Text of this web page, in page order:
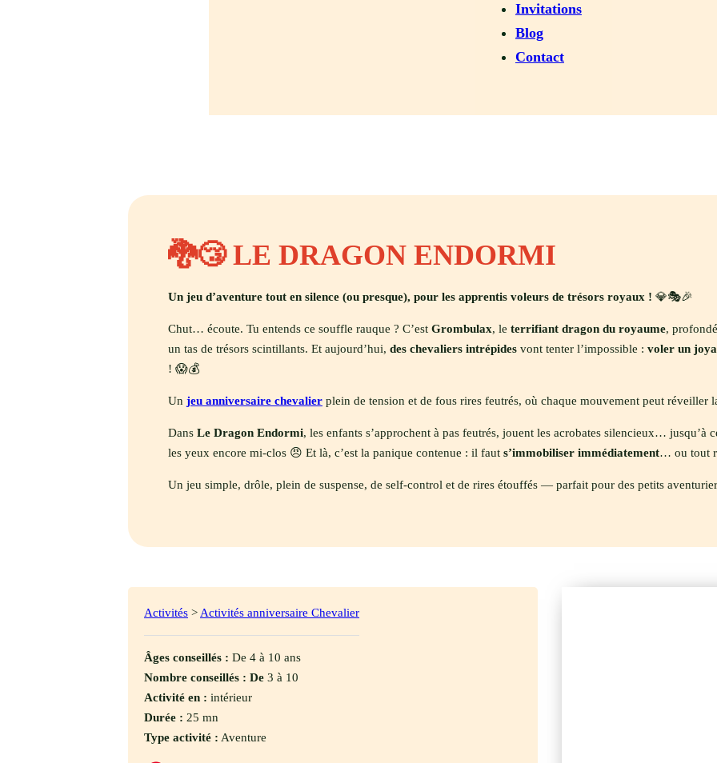
Invitations
Blog
Contact
🐉😴 LE DRAGON ENDORMI
Un jeu d’aventure tout en silence (ou presque), pour les apprentis voleurs de trésors royaux ! 💎🎭🎉
Chut… écoute. Tu entends ce souffle rauque ? C’est Grombulax, le terrifiant dragon du royaume,
un tas de trésors scintillants. Et aujourd’hui, des chevaliers intrépides vont tenter l’impossible : voler un
! 😱💰
Un jeu anniversaire chevalier plein de tension et de fous rires feutrés, où chaque mouvement peut réveiller
Dans Le Dragon Endormi, les enfants s’approchent à pas feutrés, jouent les acrobates silencieux… jusqu’à
les yeux encore mi-clos 😠 Et là, c’est la panique contenue : il faut s’immobiliser immédiatement… ou tout
Un jeu simple, drôle, plein de suspense, de self-control et de rires étouffés — parfait pour des petits
Activités > Activités anniversaire Chevalier
Âges conseillés : De 4 à 10 ans
Nombre conseillés : De 3 à 10
Activité en : intérieur
Durée : 25 mn
Type activité : Aventure